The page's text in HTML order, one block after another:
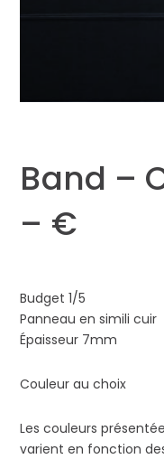
Band –
– €
Budget 1/5
Panneau en simili cuir
Épaisseur 7mm
Couleur au choix
Les couleurs
varient en fonction